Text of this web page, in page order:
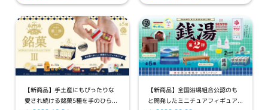
【新商品】手土産にもぴったりな
愛され続ける銘菓5種を手のひら...
【新商品】全国浴場組合公認のも
と開発したミニチュアフィギュア...